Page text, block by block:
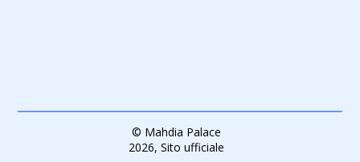
© Mahdia Palace
2026, Sito ufficiale